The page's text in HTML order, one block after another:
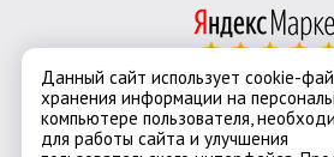
Город:Москва
ЕкатеринбургКазаньНовосибирск
Данный сайт использует cookie-
хранения информации на
компьютере пользователя,
для работы сайта и улучшения